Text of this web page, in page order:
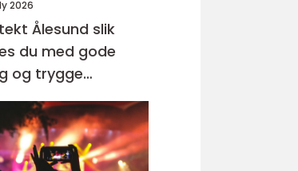
2026
Ålesund slik
du med gode
og trygge